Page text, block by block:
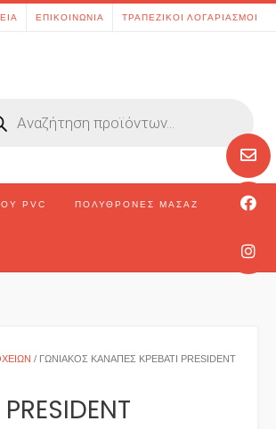
ΕΠΙΚΟΙΝΩΝΊΑ ΤΡΑΠΕΖΙΚΟΊ ΛΟΓΑΡΙΑΣΜΟΊ
– Ελλάδα
PVC ΠΟΛΥΘΡΌΝΕΣ ΜΑΣΆΖ
/ ΓΩΝΙΑΚΌΣ ΚΑΝΑΠΈΣ ΚΡΕΒΆΤΙ PRESIDENT